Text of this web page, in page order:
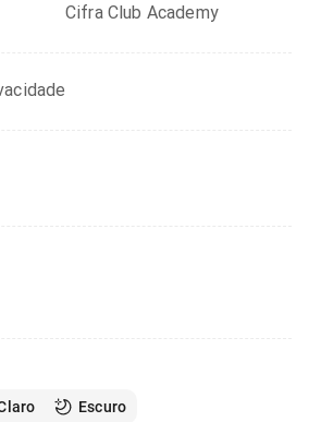
Cifra Club Academy
Escuro